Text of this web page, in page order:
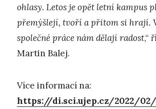
ohlasy. Letos je opět letní kampus
přemýšlejí, tvoří a přitom si hrají.
společné práce nám dělají radost,“
Martin Balej.
Více informací na:
https://di.sci.ujep.cz/2022/02/